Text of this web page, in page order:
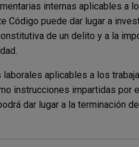
internas aplicables a
puede dar lugar a
de un delito y a la
aplicables a los
instrucciones impartidas por
dar lugar a la terminación